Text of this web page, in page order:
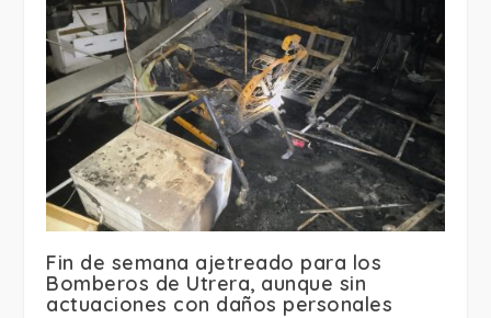
Fin de semana ajetreado para los
Bomberos de Utrera, aunque sin
actuaciones con daños personales